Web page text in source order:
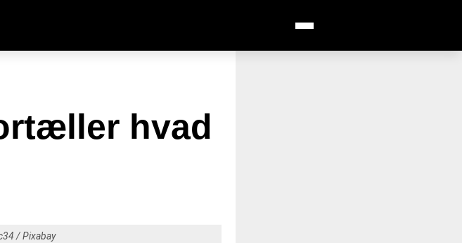
Åbn menu
hvad
/ Pixabay